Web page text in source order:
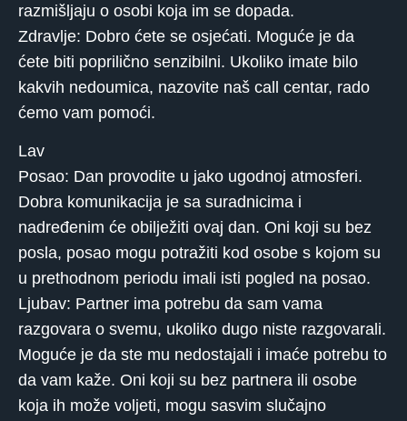
razmišljaju o osobi koja im se dopada.
Zdravlje: Dobro ćete se osjećati. Moguće je da
ćete biti poprilično senzibilni. Ukoliko imate bilo
kakvih nedoumica, nazovite naš call centar, rado
ćemo vam pomoći.
Lav
Posao: Dan provodite u jako ugodnoj atmosferi.
Dobra komunikacija je sa suradnicima i
nadređenim će obilježiti ovaj dan. Oni koji su bez
posla, posao mogu potražiti kod osobe s kojom su
u prethodnom periodu imali isti pogled na posao.
Ljubav: Partner ima potrebu da sam vama
razgovara o svemu, ukoliko dugo niste razgovarali.
Moguće je da ste mu nedostajali i imaće potrebu to
da vam kaže. Oni koji su bez partnera ili osobe
koja ih može voljeti, mogu sasvim slučajno